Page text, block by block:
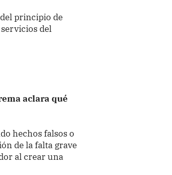
principio de
del
aclara qué
hechos falsos o
de la falta grave
al crear una